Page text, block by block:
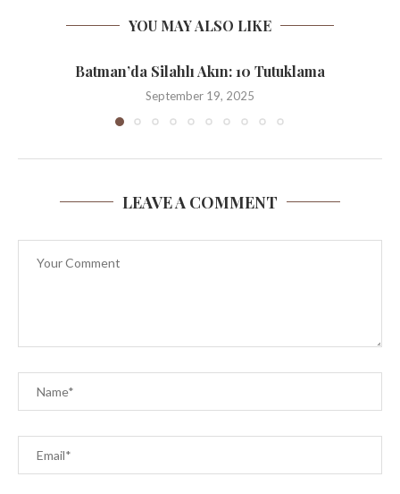
YOU MAY ALSO LIKE
Batman’da Silahlı Akın: 10 Tutuklama
September 19, 2025
LEAVE A COMMENT